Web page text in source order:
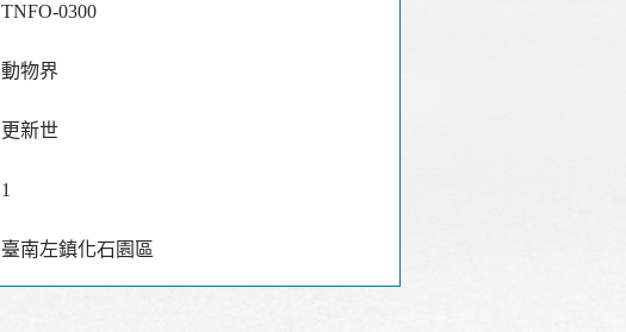
TNFO-0300
動物界
更新世
1
臺南左鎮化石園區